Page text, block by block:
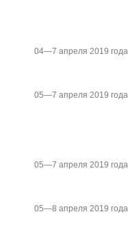
04—7 апреля 2019 года
05—7 апреля 2019 года
05—7 апреля 2019 года
05—8 апреля 2019 года